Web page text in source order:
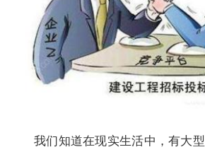
我们知道在现实生活中，有大